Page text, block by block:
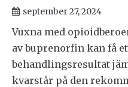
september 27, 2024
Vuxna med
av buprenorfin kan få
behandlingsresultat
kvarstår på den